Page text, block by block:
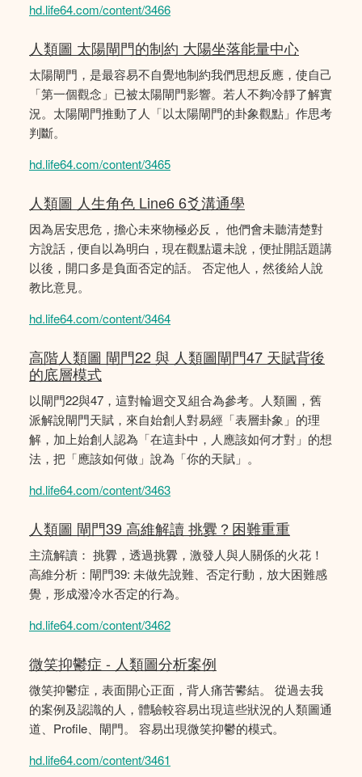
hd.life64.com/content/3466
人類圖 太陽閘門的制約 大陽坐落能量中心
太陽閘門，是最容易不自覺地制約我們思想反應，使自己
「第一個觀念」已被太陽閘門影響。若人不夠冷靜了解實
況。太陽閘門推動了人「以太陽閘門的卦象觀點」作思考
判斷。
hd.life64.com/content/3465
人類圖 人生角色 Line6 6爻溝通學
因為居安思危，擔心未來物極必反， 他們會未聽清楚對
方說話，便自以為明白，現在觀點還未說，便扯開話題講
以後，開口多是負面否定的話。 否定他人，然後給人說
教比意見。
hd.life64.com/content/3464
高階人類圖 閘門22 與 人類圖閘門47 天賦背後
的底層模式
以閘門22與47，這對輪迴交叉組合為參考。人類圖，舊
派解說閘門天賦，來自始創人對易經「表層卦象」的理
解，加上始創人認為「在這卦中，人應該如何才對」的想
法，把「應該如何做」說為「你的天賦」。
hd.life64.com/content/3463
人類圖 閘門39 高維解讀 挑釁？困難重重
主流解讀： 挑釁，透過挑釁，激發人與人關係的火花！
高維分析：閘門39: 未做先說難、否定行動，放大困難感
覺，形成潑冷水否定的行為。
hd.life64.com/content/3462
微笑抑鬱症 - 人類圖分析案例
微笑抑鬱症，表面開心正面，背人痛苦鬰結。 從過去我
的案例及認識的人，體驗較容易出現這些狀況的人類圖通
道、Profile、閘門。 容易出現微笑抑鬱的模式。
hd.life64.com/content/3461